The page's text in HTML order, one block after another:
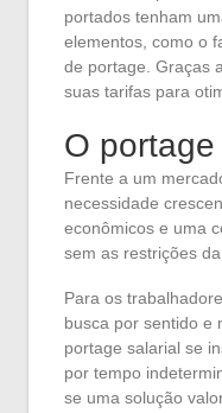
portados tenham
elementos, como o
de portage. Graças
suas tarifas para
O
Frente a um
necessidade
econômicos e uma
sem as restrições
Para os
busca por sentido e
portage salarial se
por tempo
se uma solução